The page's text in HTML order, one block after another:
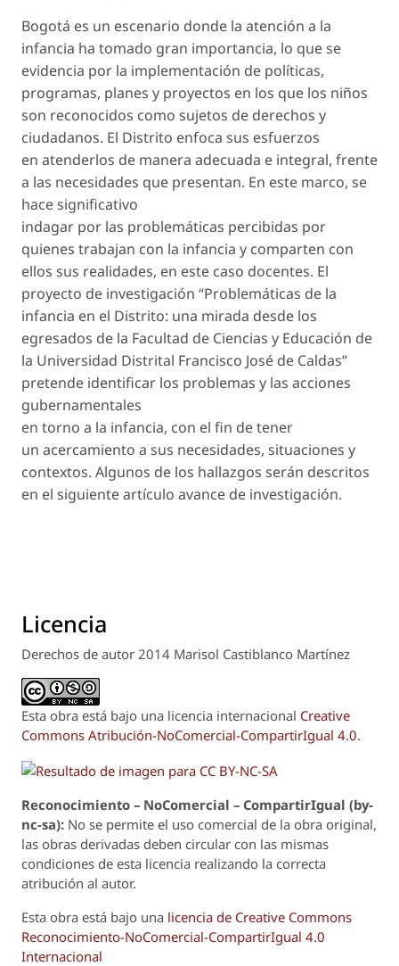
Bogotá es un escenario donde la atención a la
infancia ha tomado gran importancia, lo que se
evidencia por la implementación de políticas,
programas, planes y proyectos en los que los niños
son reconocidos como sujetos de derechos y
ciudadanos. El Distrito enfoca sus esfuerzos
en atenderlos de manera adecuada e integral, frente
a las necesidades que presentan. En este marco, se
hace significativo
indagar por las problemáticas percibidas por
quienes trabajan con la infancia y comparten con
ellos sus realidades, en este caso docentes. El
proyecto de investigación “Problemáticas de la
infancia en el Distrito: una mirada desde los
egresados de la Facultad de Ciencias y Educación de
la Universidad Distrital Francisco José de Caldas”
pretende identificar los problemas y las acciones
gubernamentales
en torno a la infancia, con el fin de tener
un acercamiento a sus necesidades, situaciones y
contextos. Algunos de los hallazgos serán descritos
en el siguiente artículo avance de investigación.
Licencia
Derechos de autor 2014 Marisol Castiblanco Martínez
Esta obra está bajo una licencia internacional Creative
Commons Atribución-NoComercial-CompartirIgual 4.0.
Reconocimiento – NoComercial – CompartirIgual (by-
nc-sa): No se permite el uso comercial de la obra original,
las obras derivadas deben circular con las mismas
condiciones de esta licencia realizando la correcta
atribución al autor.
Esta obra está bajo una licencia de Creative Commons
Reconocimiento-NoComercial-CompartirIgual 4.0
Internacional